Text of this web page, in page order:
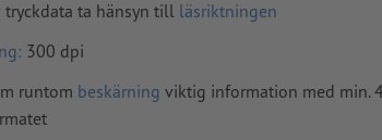
tryckdata ta hänsyn till läsriktningen
300 dpi
runtom beskärning viktig information med min.